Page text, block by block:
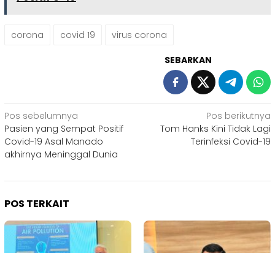
corona covid 19 virus corona
SEBARKAN
Navigasi
pos
Pos sebelumnya
Pasien yang Sempat Positif
Covid-19 Asal Manado
akhirnya Meninggal Dunia
Pos berikutnya
Tom Hanks Kini Tidak Lagi
Terinfeksi Covid-19
POS TERKAIT